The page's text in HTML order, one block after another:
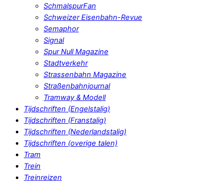
SchmalspurFan
Schweizer Eisenbahn-Revue
Semaphor
Signal
Spur Null Magazine
Stadtverkehr
Strassenbahn Magazine
Straßenbahnjournal
Tramway & Modell
Tijdschriften (Engelstalig)
Tijdschriften (Franstalig)
Tijdschriften (Nederlandstalig)
Tijdschriften (overige talen)
Tram
Trein
Treinreizen